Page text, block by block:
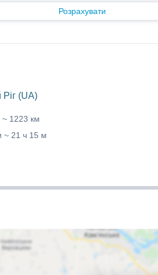
Розрахувати
(UA)
~ 1223 км
~ 21 ч 15 м